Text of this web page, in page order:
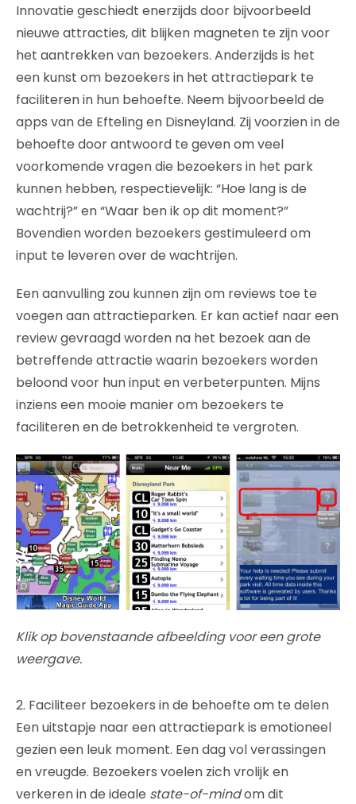
Innovatie geschiedt enerzijds door bijvoorbeeld
nieuwe attracties, dit blijken magneten te zijn voor
het aantrekken van bezoekers. Anderzijds is het
een kunst om bezoekers in het attractiepark te
faciliteren in hun behoefte. Neem bijvoorbeeld de
apps van de Efteling en Disneyland. Zij voorzien in de
behoefte door antwoord te geven om veel
voorkomende vragen die bezoekers in het park
kunnen hebben, respectievelijk: “Hoe lang is de
wachtrij?” en “Waar ben ik op dit moment?”
Bovendien worden bezoekers gestimuleerd om
input te leveren over de wachtrijen.
Een aanvulling zou kunnen zijn om reviews toe te
voegen aan attractieparken. Er kan actief naar een
review gevraagd worden na het bezoek aan de
betreffende attractie waarin bezoekers worden
beloond voor hun input en verbeterpunten. Mijns
inziens een mooie manier om bezoekers te
faciliteren en de betrokkenheid te vergroten.
Klik op bovenstaande afbeelding voor een grote
weergave.
2. Faciliteer bezoekers in de behoefte om te delen
Een uitstapje naar een attractiepark is emotioneel
gezien een leuk moment. Een dag vol verassingen
en vreugde. Bezoekers voelen zich vrolijk en
verkeren in de ideale state-of-mindom dit